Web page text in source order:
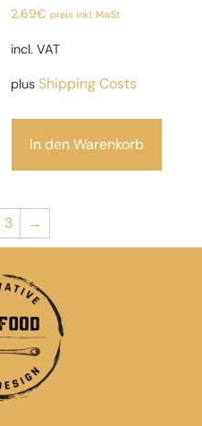
2.69€ preis inkl. MwSt
incl. VAT
plus Shipping Costs
In den Warenkorb
3 →